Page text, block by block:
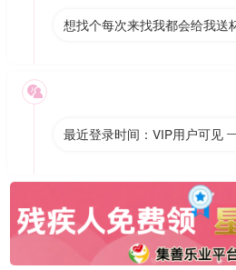
想找个每次来找我都会给我送

最近登录时间：VIP用户可见